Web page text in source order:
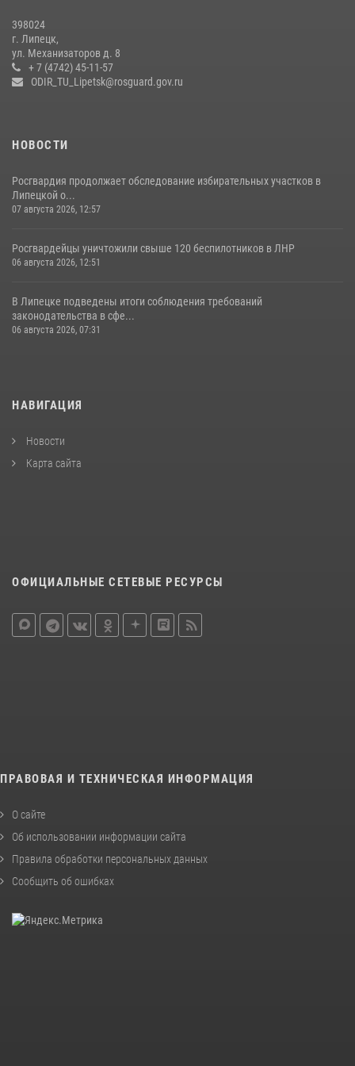
Липецке
17 июля 2026, 12:26 5
398024
г. Липецк,
ул. Механизаторов д. 8
+ 7 (4742) 45-11-57
ODIR_TU_Lipetsk@rosguard.gov.ru
НОВОСТИ
Росгвардия продолжает обследование избирательных участков в
Липецкой о...
07 августа 2026, 12:57
Росгвардейцы уничтожили свыше 120 беспилотников в ЛНР
06 августа 2026, 12:51
В Липецке подведены итоги соблюдения требований
законодательства в сфе...
06 августа 2026, 07:31
НАВИГАЦИЯ
Новости
Карта сайта
ОФИЦИАЛЬНЫЕ СЕТЕВЫЕ РЕСУРСЫ
ПРАВОВАЯ И ТЕХНИЧЕСКАЯ ИНФОРМАЦИЯ
О сайте
Об использовании информации сайта
Правила обработки персональных данных
Сообщить об ошибках